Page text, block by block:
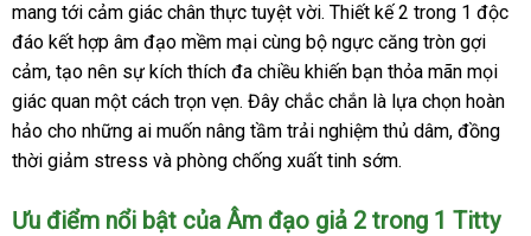
mang tới cảm giác chân thực tuyệt vời. Thiết kế 2 trong 1 độc
đáo kết hợp âm đạo mềm mại cùng bộ ngực căng tròn gợi
cảm, tạo nên sự kích thích đa chiều khiến bạn thỏa mãn mọi
giác quan một cách trọn vẹn. Đây chắc chắn là lựa chọn hoàn
hảo cho những ai muốn nâng tầm trải nghiệm thủ dâm, đồng
thời giảm stress và phòng chống xuất tinh sớm.
Ưu điểm nổi bật của Âm đạo giả 2 trong 1 Titty